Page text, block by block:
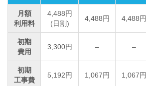
月額
利用料
4,488円
(日割)
4,488円 4,488円
初期
費用
3,300円 – –
初期
工事費
5,192円 1,067円 1,067円